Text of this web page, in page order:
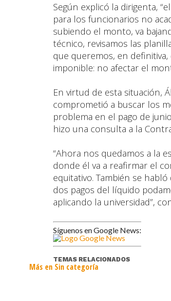
Según explicó la dirigenta,
para los funcionarios no
subiendo el monto, va
técnico, revisamos las
que queremos, en
imponible: no afectar el
En virtud de esta situación,
comprometió a buscar los
problema en el pago de
hizo una consulta a la
“Ahora nos quedamos a la
donde él va a reafirmar el
equitativo. También se
dos pagos del líquido
aplicando la universidad”,
Síguenos en Google News:
TEMAS RELACIONADOS
Más en Sin categoría